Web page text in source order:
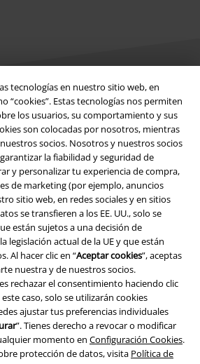
tecnologías en nuestro sitio web, en
“cookies”. Estas tecnologías nos permiten
los usuarios, su comportamiento y sus
son colocadas por nosotros, mientras
socios. Nosotros y nuestros socios
la fiabilidad y seguridad de
y personalizar tu experiencia de compra,
de marketing (por ejemplo, anuncios
sitio web, en redes sociales y en sitios
se transfieren a los EE. UU., solo se
están sujetos a una decisión de
legislación actual de la UE y que están
Al hacer clic en “Aceptar cookies”, aceptas
nuestra y de nuestros socios.
rechazar el consentimiento haciendo clic
caso, solo se utilizarán cookies
ajustar tus preferencias individuales
”. Tienes derecho a revocar o modificar
momento en Configuración Cookies.
protección de datos, visita Política de
protección del medioambiente